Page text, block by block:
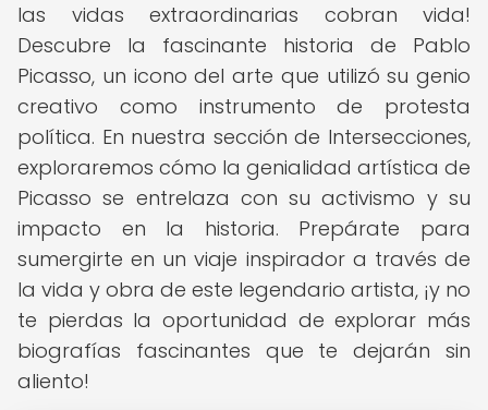
las vidas extraordinarias cobran vida!
Descubre la fascinante historia de Pablo
Picasso, un icono del arte que utilizó su genio
creativo como instrumento de protesta
política. En nuestra sección de Intersecciones,
exploraremos cómo la genialidad artística de
Picasso se entrelaza con su activismo y su
impacto en la historia. Prepárate para
sumergirte en un viaje inspirador a través de
la vida y obra de este legendario artista, ¡y no
te pierdas la oportunidad de explorar más
biografías fascinantes que te dejarán sin
aliento!